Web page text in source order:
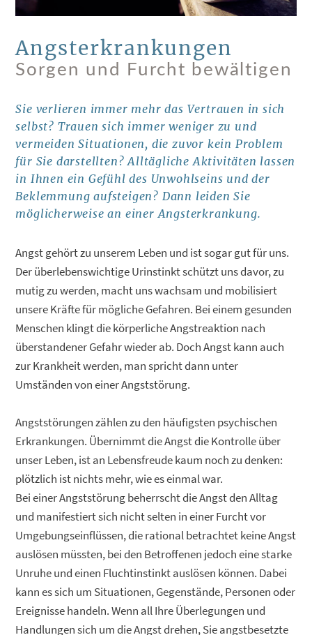
Angsterkrankungen
Sorgen und Furcht bewältigen
Sie verlieren immer mehr das Vertrauen in sich
selbst? Trauen sich immer weniger zu und
vermeiden Situationen, die zuvor kein Problem
für Sie darstellten? Alltägliche Aktivitäten lassen
in Ihnen ein Gefühl des Unwohlseins und der
Beklemmung aufsteigen? Dann leiden Sie
möglicherweise an einer Angsterkrankung.
Angst gehört zu unserem Leben und ist sogar gut für uns.
Der überlebenswichtige Urinstinkt schützt uns davor, zu
mutig zu werden, macht uns wachsam und mobilisiert
unsere Kräfte für mögliche Gefahren. Bei einem gesunden
Menschen klingt die körperliche Angstreaktion nach
überstandener Gefahr wieder ab. Doch Angst kann auch
zur Krankheit werden, man spricht dann unter
Umständen von einer Angststörung.
Angststörungen zählen zu den häufigsten psychischen
Erkrankungen. Übernimmt die Angst die Kontrolle über
unser Leben, ist an Lebensfreude kaum noch zu denken:
plötzlich ist nichts mehr, wie es einmal war.
Bei einer Angststörung beherrscht die Angst den Alltag
und manifestiert sich nicht selten in einer Furcht vor
Umgebungseinflüssen, die rational betrachtet keine Angst
auslösen müssten, bei den Betroffenen jedoch eine starke
Unruhe und einen Fluchtinstinkt auslösen können. Dabei
kann es sich um Situationen, Gegenstände, Personen oder
Ereignisse handeln. Wenn all Ihre Überlegungen und
Handlungen sich um die Angst drehen, Sie angstbesetzte